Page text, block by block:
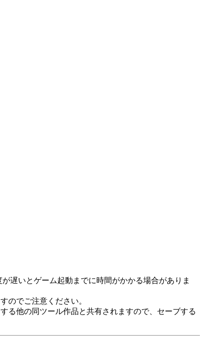
遅いとゲーム起動までに時間がかかる場合がありま
のでご注意ください。
る他の同ツール作品と共有されますので、セーブする